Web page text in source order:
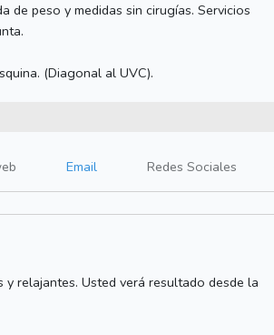
peso y medidas sin cirugías. Servicios
(Diagonal al UVC).
Email Redes Sociales
relajantes. Usted verá resultado desde la